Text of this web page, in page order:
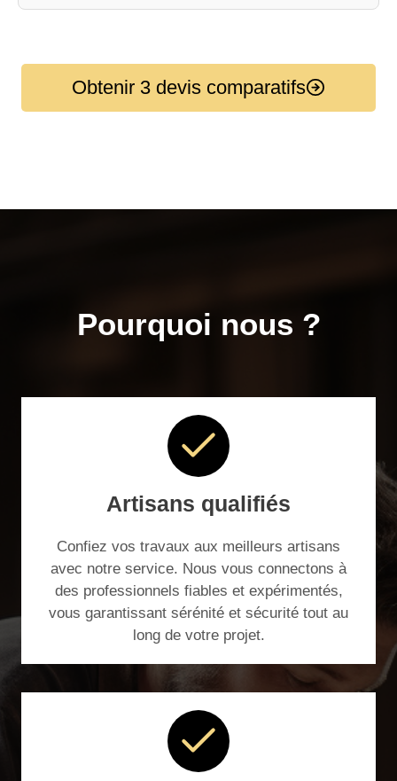
Obtenir 3 devis comparatifs
Pourquoi nous ?
Artisans qualifiés
Confiez vos travaux aux meilleurs artisans
avec notre service. Nous vous connectons à
des professionnels fiables et expérimentés,
vous garantissant sérénité et sécurité tout au
long de votre projet.